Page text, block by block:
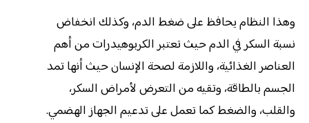
وهذا النظام يحافظ على ضغط الدم، وكذلك انخفاض
نسبة السكر في الدم حيث تعتبر الكربوهيدرات من أهم
العناصر الغذائية، واللازمة لصحة الإنسان حيث أنها تمد
الجسم بالطاقة، وتقيه من التعرض لأمراض السكر،
والقلب، والضغط كما تعمل على تدعيم الجهاز الهضمي.